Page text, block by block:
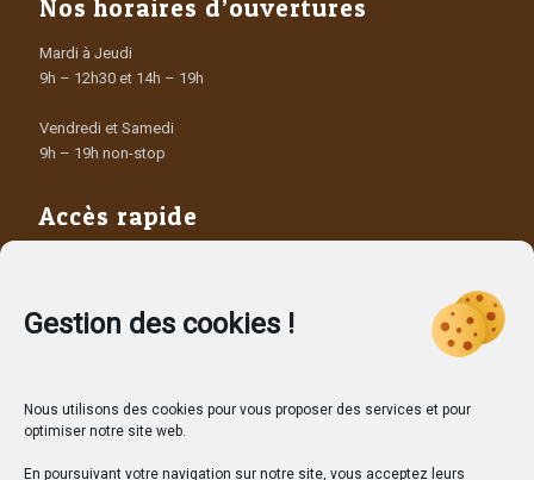
Gestion des cookies !
Nous utilisons des cookies pour vous proposer des services et pour
optimiser notre site web.
En poursuivant votre navigation sur notre site, vous acceptez leurs
Nos horaires d’ouvertures
Mardi à Jeudi
9h – 12h30 et 14h – 19h
Vendredi et Samedi
9h – 19h non-stop
Accès rapide
Contact